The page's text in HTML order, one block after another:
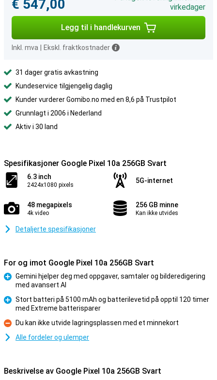
€ 547,00
virkedager
Legg til i handlekurven
Inkl. mva Ekskl. fraktkostnader
31 dager gratis avkastning
Kundeservice tilgjengelig daglig
Kunder vurderer Gomibo.no med en 8,6 på Trustpilot
Grunnlagt i 2006 i Nederland
Aktiv i 30 land
Spesifikasjoner Google Pixel 10a 256GB Svart
6.3 inch
2424x1080 pixels
5G-internet
48 megapixels
4k video
256 GB minne
Kan ikke utvides
Detaljerte spesifikasjoner
For og imot Google Pixel 10a 256GB Svart
Fordel
Gemini hjelper deg med oppgaver, samtaler og bilderedigering
med avansert AI
Fordel
Stort batteri på 5100 mAh og batterilevetid på opptil 120 timer
med Extreme batterisparer
Ulempe
Du kan ikke utvide lagringsplassen med et minnekort
Alle fordeler og ulemper
Beskrivelse av Google Pixel 10a 256GB Svart